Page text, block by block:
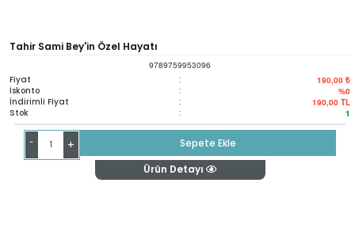
Tahir Sami Bey'in Özel Hayatı
9789759953096
Fiyat : 190,00 ₺
İskonto : %0
İndirimli Fiyat : 190,00 TL
Stok : 1
- +
Sepete Ekle
Ürün Detayı